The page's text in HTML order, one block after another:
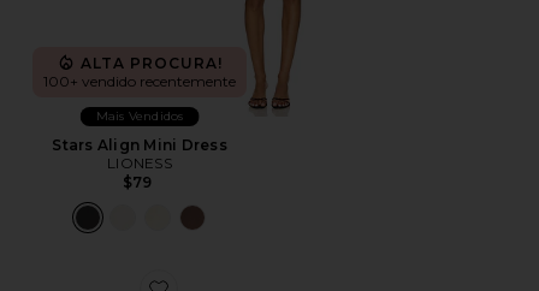
ALTA PROCURA!
100+ vendido recentemente
Mais Vendidos
Stars Align Mini Dress
LIONESS
$79